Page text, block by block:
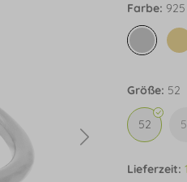
Farbe:
Größe: 52
52
Lieferzeit: